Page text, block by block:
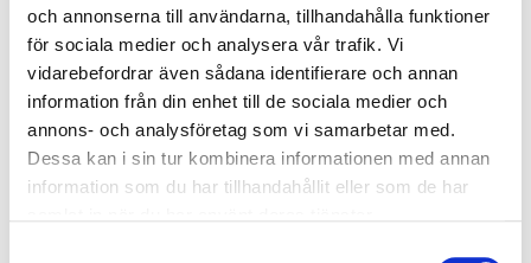
och annonserna till användarna, tillhandahålla funktioner
för sociala medier och analysera vår trafik. Vi
vidarebefordrar även sådana identifierare och annan
information från din enhet till de sociala medier och
annons- och analysföretag som vi samarbetar med.
Dessa kan i sin tur kombinera informationen med annan
information som du har tillhandahållit eller som de har